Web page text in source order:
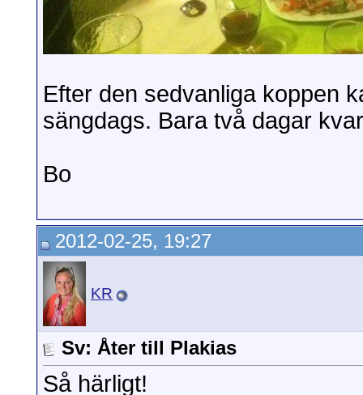
Efter den sedvanliga koppen
sängdags. Bara två dagar
Bo
2012-02-25, 19:27
KR
Sv: Åter till Plakias
Så härligt!